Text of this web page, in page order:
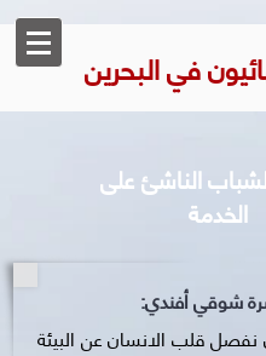
في البحرين
الناشئ على
الخدمة
شوقي أفندي:
نفصل قلب الانسان عن البيئة